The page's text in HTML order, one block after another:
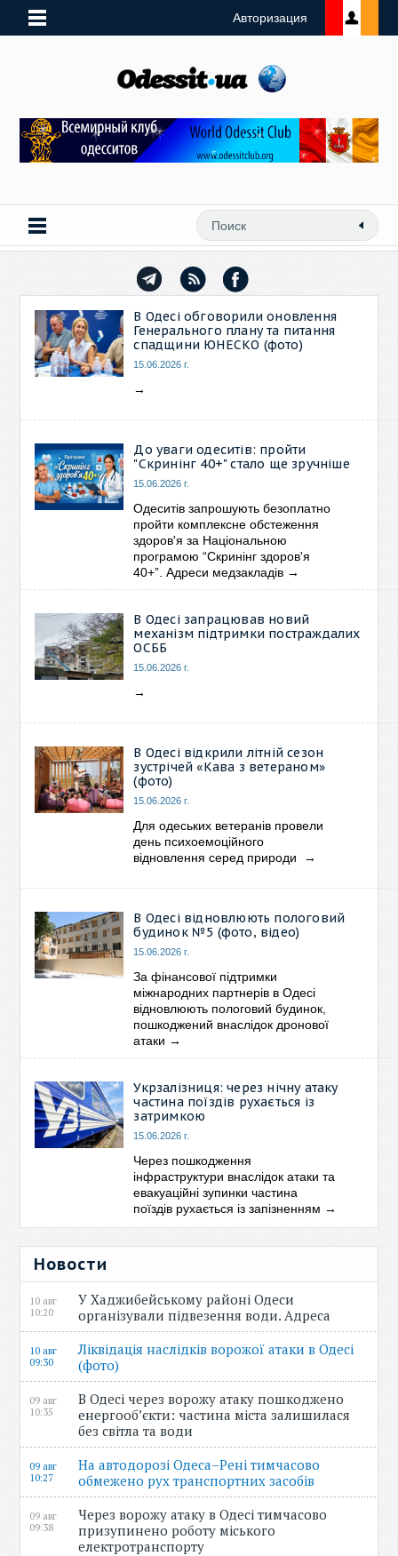
Авторизация
В Одесі обговорили оновлення
Генерального плану та питання
спадщини ЮНЕСКО (фото)
15.06.2026 г.
→
До уваги одеситів: пройти
"Скринінг 40+" стало ще зручніше
15.06.2026 г.
Одеситів запрошують безоплатно
пройти комплексне обстеження
здоров'я за Національною
програмою “Скринінг здоров'я
40+”. Адреси медзакладів →
В Одесі запрацював новий
механізм підтримки постраждалих
ОСББ
15.06.2026 г.
→
В Одесі відкрили літній сезон
зустрічей «Кава з ветераном»
(фото)
15.06.2026 г.
Для одеських ветеранів провели
день психоемоційного
відновлення серед природи
→
В Одесі відновлюють пологовий
будинок №5 (фото, відео)
15.06.2026 г.
За фінансової підтримки
міжнародних партнерів в Одесі
відновлюють пологовий будинок,
пошкоджений внаслідок дронової
атаки →
Укрзалізниця: через нічну атаку
частина поїздів рухається із
затримкою
15.06.2026 г.
Через пошкодження
інфраструктури внаслідок атаки та
евакуаційні зупинки частина
поїздів рухається із запізненням →
Новости
10 авг
10:20
У Хаджибейському районі Одеси
організували підвезення води. Адреса
10 авг
09:30
Ліквідація наслідків ворожої атаки в Одесі
(фото)
09 авг
10:35
В Одесі через ворожу атаку пошкоджено
енергооб’єкти: частина міста залишилася
без світла та води
09 авг
10:27
На автодорозі Одеса–Рені тимчасово
обмежено рух транспортних засобів
09 авг
09:38
Через ворожу атаку в Одесі тимчасово
призупинено роботу міського
електротранспорту